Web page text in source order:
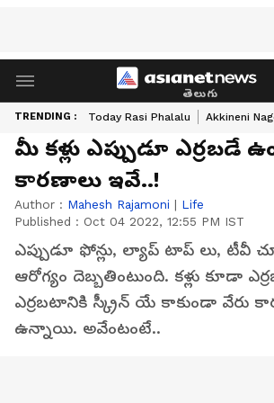
తెలుగు
TRENDING : Today Rasi Phalalu Akkineni
మీ కళ్లు ఎప్పుడూ ఎర్రబడే
కారణాలు ఇవే..!
Author : Mahesh Rajamoni | Life
Published : Oct 04 2022, 12:55 PM IST
ఎప్పుడూ ఫోన్లు, ల్యాప్ టాప్ లు, టీవీ
ఆరోగ్యం దెబ్బతింటుంది. కళ్లు కూడా
ఎర్రబటానికి స్క్రీన్ యే కాకుండా వేరు
ఉన్నాయి. అవేంటంటే..